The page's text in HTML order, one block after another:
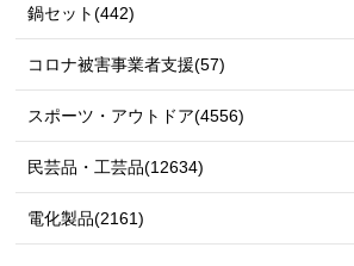
鍋セット(442)
コロナ被害事業者支援(57)
スポーツ・アウトドア(4556)
民芸品・工芸品(12634)
電化製品(2161)